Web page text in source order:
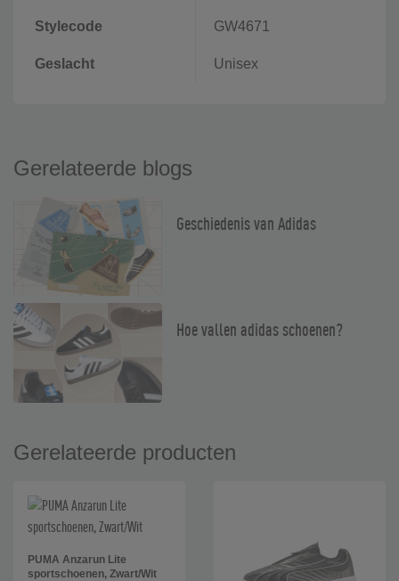
Stylecode GW4671
Geslacht Unisex
Gerelateerde blogs
Geschiedenis van Adidas
Hoe vallen adidas schoenen?
Gerelateerde producten
PUMA Anzarun Lite
sportschoenen, Zwart/Wit